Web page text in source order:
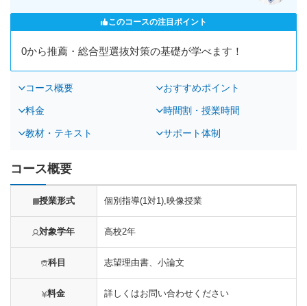
このコースの注目ポイント
0から推薦・総合型選抜対策の基礎が学べます！
コース概要 おすすめポイント
料金 時間割・授業時間
教材・テキスト サポート体制
コース概要
授業形式 個別指導(1対1),映像授業
対象学年 高校2年
科目 志望理由書、小論文
料金 詳しくはお問い合わせください